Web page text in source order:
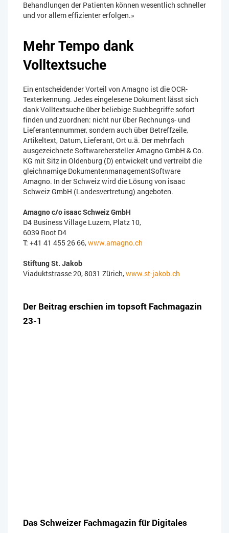
Behandlungen der Patienten können wesentlich schneller
und vor allem effizienter erfolgen.»
Mehr Tempo dank
Volltextsuche
Ein entscheidender Vorteil von Amagno ist die OCR-
Texterkennung. Jedes eingelesene Dokument lässt sich
dank Volltextsuche über beliebige Suchbegriffe sofort
finden und zuordnen: nicht nur über Rechnungs- und
Lieferantennummer, sondern auch über Betreffzeile,
Artikeltext, Datum, Lieferant, Ort u.ä. Der mehrfach
ausgezeichnete Softwarehersteller Amagno GmbH & Co.
KG mit Sitz in Oldenburg (D) entwickelt und vertreibt die
gleichnamige DokumentenmanagementSoftware
Amagno. In der Schweiz wird die Lösung von isaac
Schweiz GmbH (Landesvertretung) angeboten.
Amagno c/o isaac Schweiz GmbH
D4 Business Village Luzern, Platz 10,
6039 Root D4
T: +41 41 455 26 66,www.amagno.ch
Stiftung St. Jakob
Viaduktstrasse 20, 8031 Zürich,www.st-jakob.ch
Der Beitrag erschien im topsoft Fachmagazin
23-1
Das Schweizer Fachmagazin für Digitales